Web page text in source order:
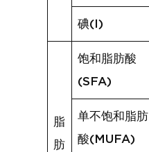
碘(I)
脂
肪
饱和脂肪酸
(SFA)
单不饱和脂肪
酸(MUFA)